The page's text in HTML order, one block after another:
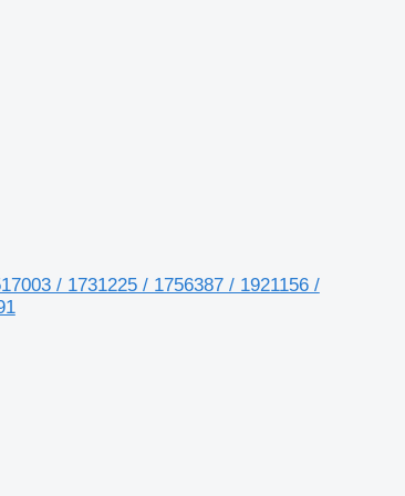
/ 1731225 / 1756387 / 1921156 /